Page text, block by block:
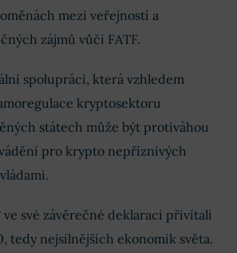
mezi veřejností a
zájmů vůči FATF.
spolupráci, která vzhledem
kryptosektoru
státech může být protiváhou
pro krypto nepříznivých
své závěrečné deklaraci přivítali
tedy nejsilnějších ekonomik světa.